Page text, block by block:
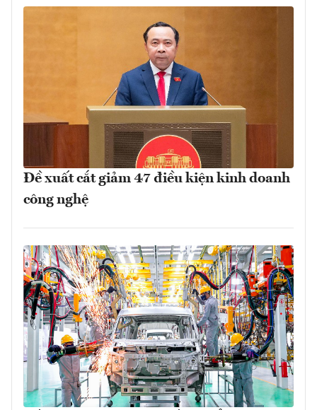
Đề xuất cắt giảm 47 điều kiện kinh doanh
công nghệ